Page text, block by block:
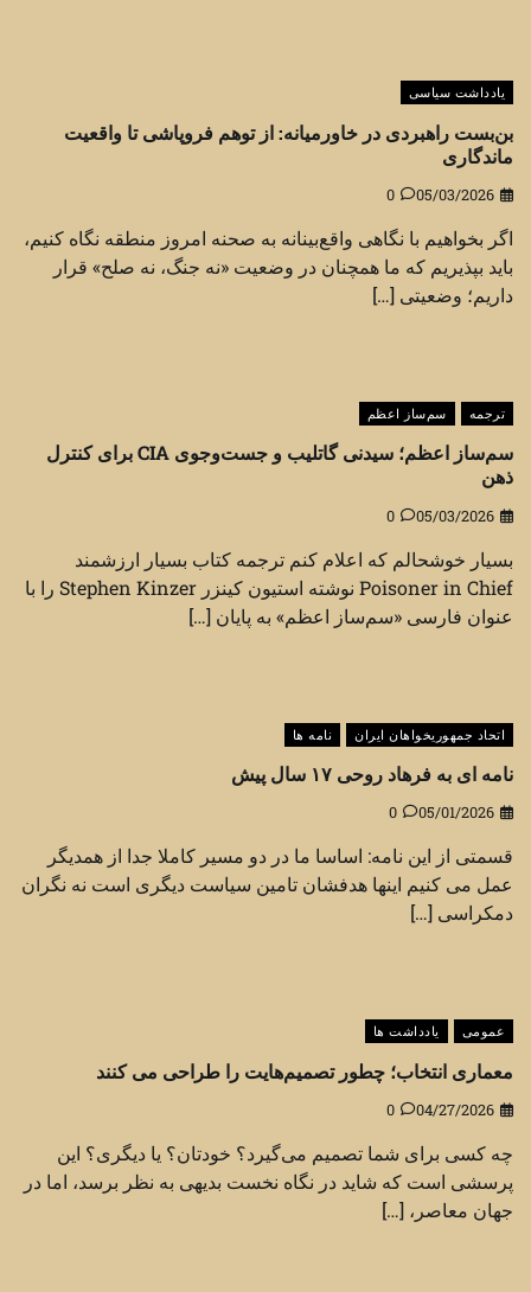
یادداشت سیاسی
بن‌بست راهبردی در خاورمیانه: از توهم فروپاشی تا واقعیت
ماندگاری
05/03/2026
0
اگر بخواهیم با نگاهی واقع‌بینانه به صحنه امروز منطقه نگاه کنیم،
باید بپذیریم که ما همچنان در وضعیت «نه جنگ، نه صلح» قرار
داریم؛ وضعیتی […]
ترجمه سم‌ساز اعظم
سم‌ساز اعظم؛ سیدنی گاتلیب و جست‌وجوی CIA برای کنترل
ذهن
05/03/2026
0
بسیار خوشحالم که اعلام کنم ترجمه کتاب بسیار ارزشمند
Poisoner in Chief نوشته استیون کینزر Stephen Kinzer را با
عنوان فارسی «سم‌ساز اعظم» به پایان […]
اتحاد جمهوریخواهان ایران نامه ها
نامه ای به فرهاد روحی ۱۷ سال پیش
05/01/2026
0
قسمتی از این نامه: اساسا ما در دو مسیر کاملا جدا از همدیگر
عمل می کنیم اینها هدفشان تامین سیاست دیگری است نه نگران
دمکراسی […]
عمومی یادداشت ها
معماری انتخاب؛ چطور تصمیم‌هایت را طراحی می کنند
04/27/2026
0
چه کسی برای شما تصمیم می‌گیرد؟ خودتان؟ یا دیگری؟ این
پرسشی است که شاید در نگاه نخست بدیهی به نظر برسد، اما در
جهان معاصر، […]